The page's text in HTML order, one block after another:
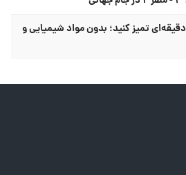
مایکروویو را با این ترفند ۵ دقیقه‌ای تمیز کنید؛ بدون مواد شیمیایی و